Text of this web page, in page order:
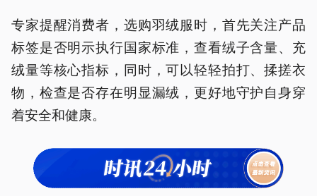
专家提醒消费者，选购羽绒服时，首先关注产品
标签是否明示执行国家标准，查看绒子含量、充
绒量等核心指标，同时，可以轻轻拍打、揉搓衣
物，检查是否存在明显漏绒，更好地守护自身穿
着安全和健康。